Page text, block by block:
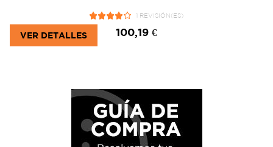
1 REVISIÓN(ES)
100,19 €
VER DETALLES